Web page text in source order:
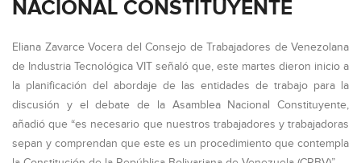
NACIONAL CONSTITUYENTE
Eliana Zavarce Vocera del Consejo de Trabajadores de Venezolana
de Industria Tecnológica VIT señaló que, este martes dieron inicio a
la planificación del abordaje de las entidades de trabajo para la
discusión y el debate de la Asamblea Nacional Constituyente,
añadió que “es necesario que nuestros trabajadores y trabajadoras
sepan y comprendan que este es un procedimiento que contempla